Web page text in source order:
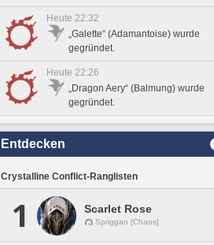
Heute 22:32
„Galette“ (Adamantoise) wurde
gegründet.
Heute 22:26
„Dragon Aery“ (Balmung) wurde
gegründet.
Entdecken
Crystalline Conflict-Ranglisten
1 Scarlet Rose
Spriggan [Chaos]